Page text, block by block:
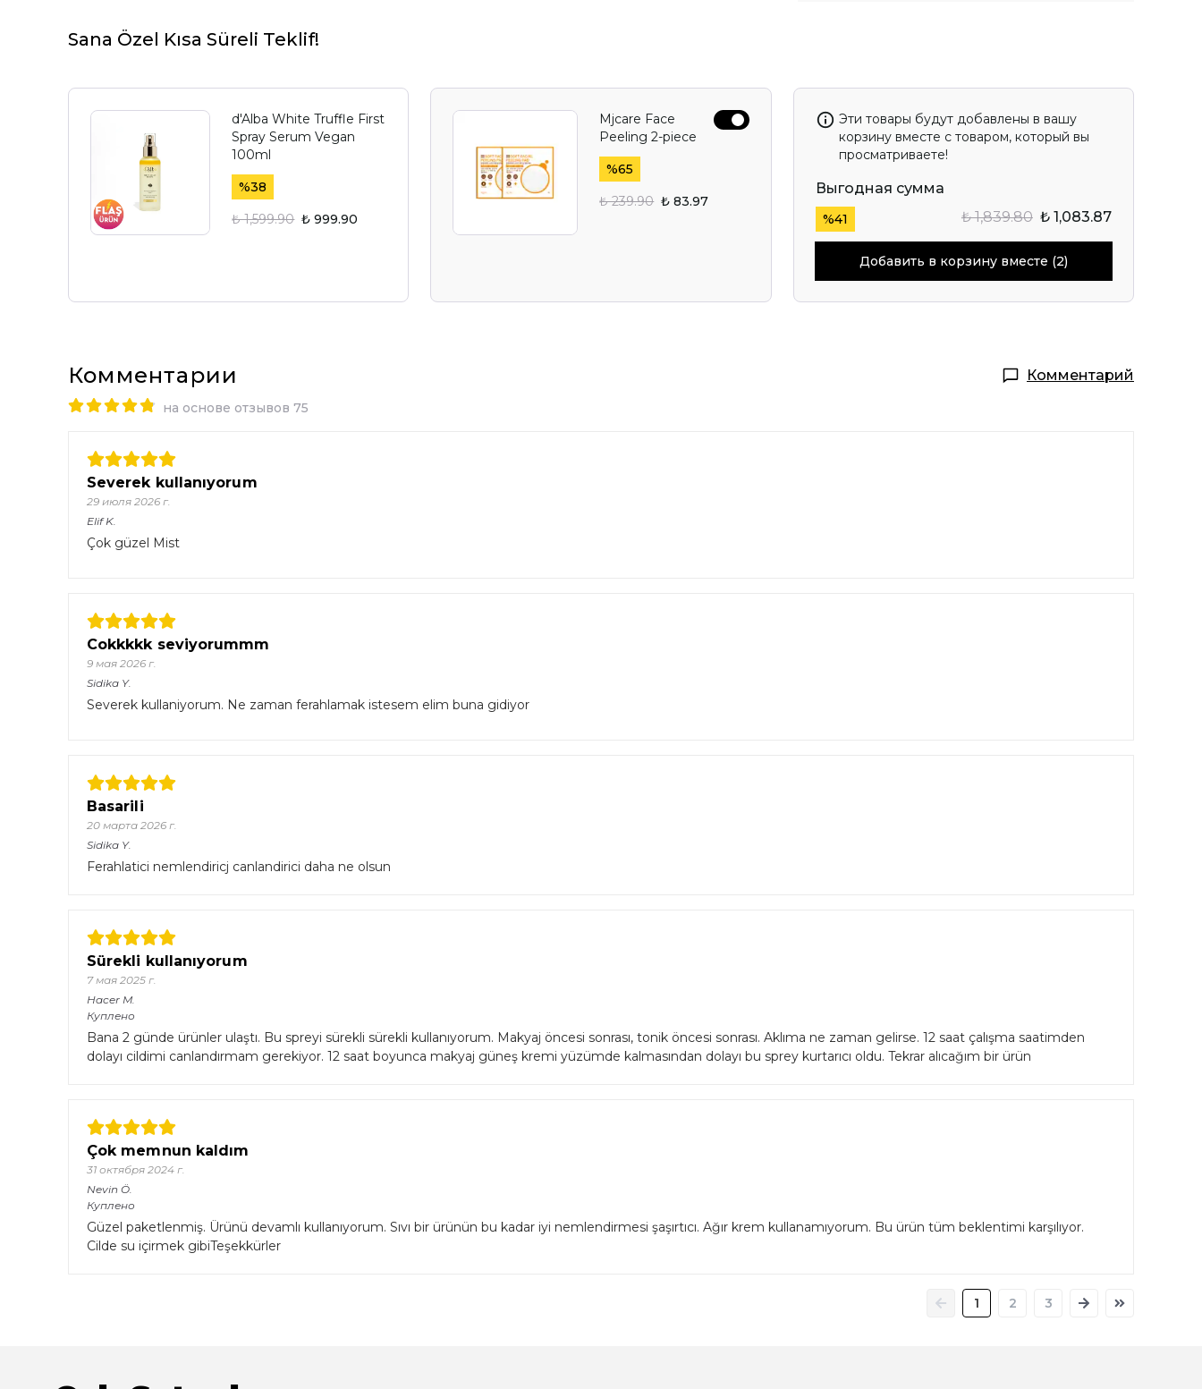
Sana Özel Kısa Süreli Teklif!
d'Alba White Truffle First
Spray Serum Vegan
100ml
%38
₺ 1,599.90 ₺ 999.90
Mjcare Face
Peeling 2-piece
%65
₺ 239.90 ₺ 83.97
Эти товары будут добавлены в вашу
корзину вместе с товаром, который вы
просматриваете!
Выгодная сумма
%41 ₺ 1,839.80 ₺ 1,083.87
Добавить в корзину вместе (2)
Комментарии Комментарий
на основе отзывов 75
Severek kullanıyorum
29 июля 2026 г.
Elif K.
Çok güzel Mist
Cokkkkk seviyorummm
9 мая 2026 г.
Sidika Y.
Severek kullaniyorum. Ne zaman ferahlamak istesem elim buna gidiyor
Basarili
20 марта 2026 г.
Sidika Y.
Ferahlatici nemlendiricj canlandirici daha ne olsun
Sürekli kullanıyorum
7 мая 2025 г.
Hacer M.
Куплено
Bana 2 günde ürünler ulaştı. Bu spreyi sürekli sürekli kullanıyorum. Makyaj öncesi sonrası, tonik öncesi sonrası. Aklıma ne zaman gelirse. 12 saat çalışma saatimden
dolayı cildimi canlandırmam gerekiyor. 12 saat boyunca makyaj güneş kremi yüzümde kalmasından dolayı bu sprey kurtarıcı oldu. Tekrar alıcağım bir ürün
Çok memnun kaldım
31 октября 2024 г.
Nevin Ö.
Куплено
Güzel paketlenmiş. Ürünü devamlı kullanıyorum. Sıvı bir ürünün bu kadar iyi nemlendirmesi şaşırtıcı. Ağır krem kullanamıyorum. Bu ürün tüm beklentimi karşılıyor.
Cilde su içirmek gibiTeşekkürler
1 2 3